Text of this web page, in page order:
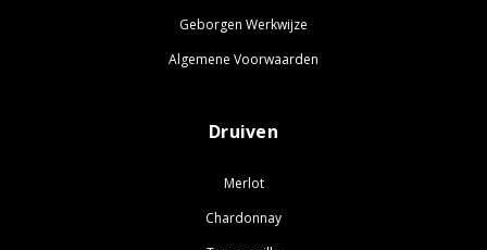
Geborgen Werkwijze
Algemene Voorwaarden
Druiven
Merlot
Chardonnay